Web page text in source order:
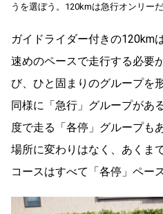
うを選ぼう。120kmは急行オンリーだ
ガイドライダー付きの120km
速めのペースで走行する必要
び、ひと固まりのグループを
同様に「急行」グループがあ
度で走る「各停」グループも
場所に変わりはなく、あくま
コースはすべて「各停」ペース